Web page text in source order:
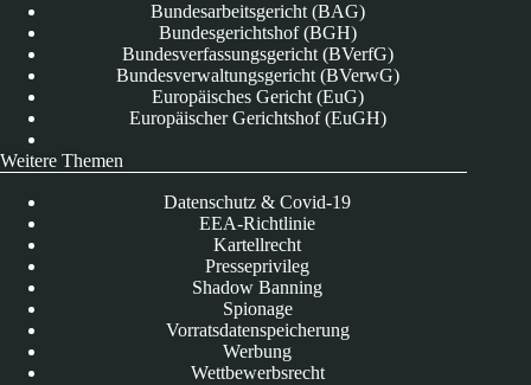
Bundesarbeitsgericht (BAG)
Bundesgerichtshof (BGH)
Bundesverfassungsgericht (BVerfG)
Bundesverwaltungsgericht (BVerwG)
Europäisches Gericht (EuG)
Europäischer Gerichtshof (EuGH)
Weitere Themen
Datenschutz & Covid-19
EEA-Richtlinie
Kartellrecht
Presseprivileg
Shadow Banning
Spionage
Vorratsdatenspeicherung
Werbung
Wettbewerbsrecht